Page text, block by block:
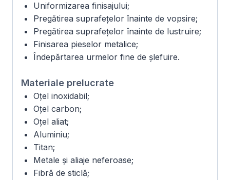
Uniformizarea finisajului;
Pregătirea suprafețelor înainte de vopsire;
Pregătirea suprafețelor înainte de lustruire;
Finisarea pieselor metalice;
Îndepărtarea urmelor fine de șlefuire.
Materiale prelucrate
Oțel inoxidabil;
Oțel carbon;
Oțel aliat;
Aluminiu;
Titan;
Metale și aliaje neferoase;
Fibră de sticlă;